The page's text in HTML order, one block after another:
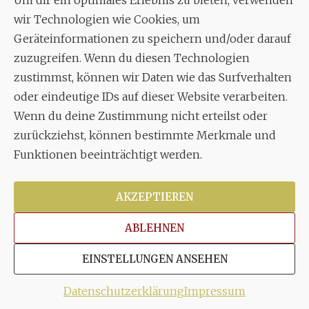
wir Technologien wie Cookies, um
Geräteinformationen zu speichern und/oder darauf
zuzugreifen. Wenn du diesen Technologien
zustimmst, können wir Daten wie das Surfverhalten
oder eindeutige IDs auf dieser Website verarbeiten.
Wenn du deine Zustimmung nicht erteilst oder
zurückziehst, können bestimmte Merkmale und
Funktionen beeinträchtigt werden.
AKZEPTIEREN
ABLEHNEN
EINSTELLUNGEN ANSEHEN
DatenschutzerklärungImpressum
70619 Stuttgart
MUSIK
Musikalischer Leiter:
Enrico Trummer
Tel.+49 (0)177 / 34 23 57 1
Facebook
TwitterYouTube
Copyright © 2026Stuttgarter Oratorienchor e.V.Alle
Rechte vorbehalten.
Impressum|Disclaimer|Datenschutzerklärung